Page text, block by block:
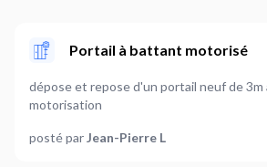
Portail à battant motorisé
dépose et repose d'un portail neuf de 3m
motorisation
posté parJean-Pierre L